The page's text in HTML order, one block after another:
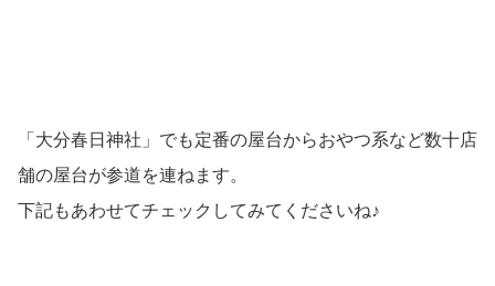
「大分春日神社」でも定番の屋台からおやつ系など数十店
舗の屋台が参道を連ねます。
下記もあわせてチェックしてみてくださいね♪